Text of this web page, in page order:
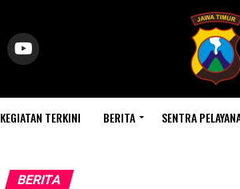
KEGIATAN TERKINI BERITA SENTRA
BERITA